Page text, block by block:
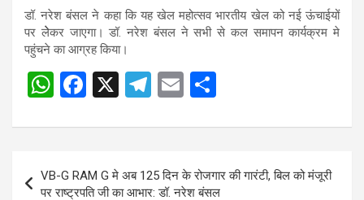
डॉ. नरेश बंसल ने कहा कि यह खेल महोत्सव भारतीय खेल को नई ऊंचाईयों
पर लेेेकर जाएगा। डॉ. नरेश बंसल ने सभी से कल समापन कार्यक्रम मे
पहुंचने का आग्रह किया।
PostW
at
s
A
F
ce
b
o
X
T
e
gr
a
E
ail ar
navigation
VB-G RAM G मे अब 125 दिन के रोजगार की गारंटी, बिल को मंजूरी
पर राष्ट्रपति जी का आभार: डॉ. नरेश बंसल